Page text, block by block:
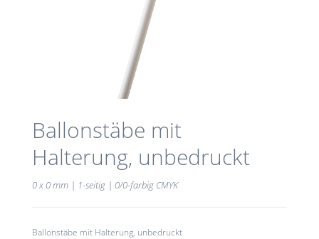
Ballonstäbe mit
Halterung, unbedruckt
0 x 0 mm | 1-seitig | 0/0-farbig CMYK
Ballonstäbe mit Halterung, unbedruckt